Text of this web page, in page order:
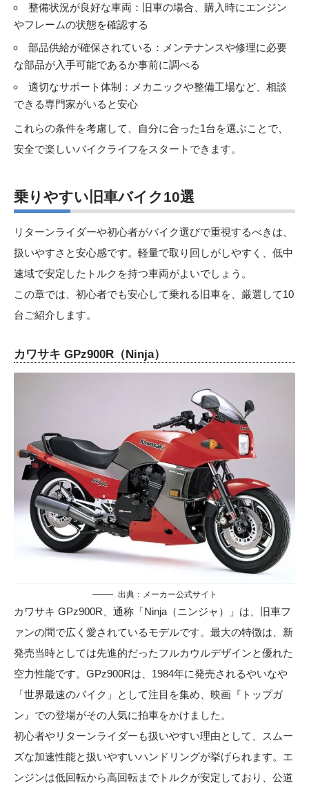
整備状況が良好な車両：旧車の場合、購入時にエンジン
やフレームの状態を確認する
部品供給が確保されている：メンテナンスや修理に必要
な部品が入手可能であるか事前に調べる
適切なサポート体制：メカニックや整備工場など、相談
できる専門家がいると安心
これらの条件を考慮して、自分に合った1台を選ぶことで、
安全で楽しいバイクライフをスタートできます。
乗りやすい旧車バイク10選
リターンライダーや初心者がバイク選びで重視するべきは、
扱いやすさと安心感です。軽量で取り回しがしやすく、低中
速域で安定したトルクを持つ車両がよいでしょう。
この章では、初心者でも安心して乗れる旧車を、厳選して10
台ご紹介します。
カワサキ GPz900R（Ninja）
出典：メーカー公式サイト
カワサキ GPz900R、通称「Ninja（ニンジャ）」は、旧車フ
ァンの間で広く愛されているモデルです。最大の特徴は、新
発売当時としては先進的だったフルカウルデザインと優れた
空力性能です。GPz900Rは、1984年に発売されるやいなや
「世界最速のバイク」として注目を集め、映画『トップガ
ン』での登場がその人気に拍車をかけました。
初心者やリターンライダーも扱いやすい理由として、スムー
ズな加速性能と扱いやすいハンドリングが挙げられます。エ
ンジンは低回転から高回転までトルクが安定しており、公道